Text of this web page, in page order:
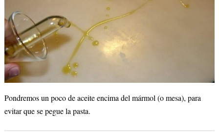
Pondremos un poco de aceite encima del mármol (o mesa), para
evitar que se pegue la pasta.